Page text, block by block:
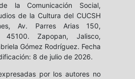
la Comunicación Social,
de la Cultura del CUCSH
Av. Parres Arias 150,
45100. Zapopan, Jalisco,
Gómez Rodríguez. Fecha
8 de julio de 2026.
por los autores no